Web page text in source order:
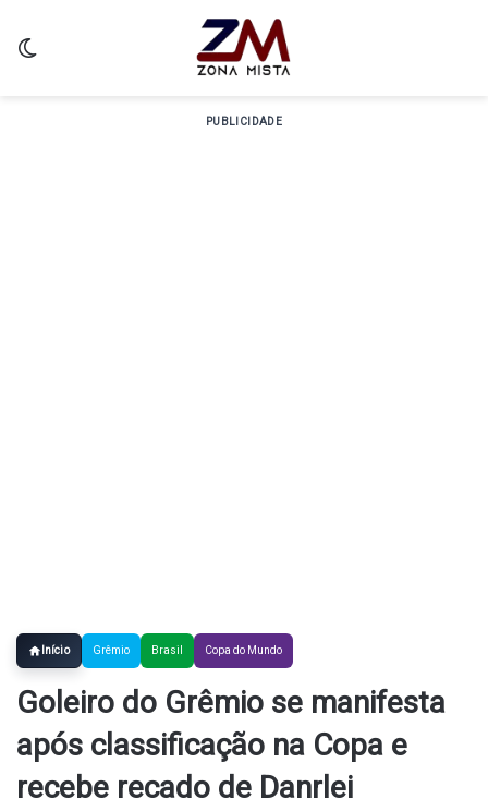
PUBLICIDADE
Início Grêmio Brasil Copa do Mundo
Goleiro do Grêmio se manifesta
após classificação na Copa e
recebe recado de Danrlei